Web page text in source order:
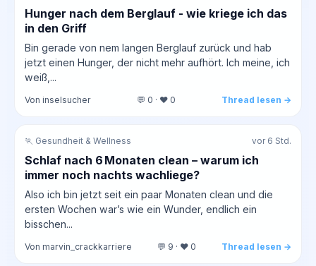
Hunger nach dem Berglauf - wie kriege ich das
in den Griff
Bin gerade von nem langen Berglauf zurück und hab
jetzt einen Hunger, der nicht mehr aufhört. Ich meine, ich
weiß,...
Von inselsucher 💬 0 · ❤️ 0 Thread lesen →
🏃 Gesundheit & Wellness vor 6 Std.
Schlaf nach 6 Monaten clean – warum ich
immer noch nachts wachliege?
Also ich bin jetzt seit ein paar Monaten clean und die
ersten Wochen war’s wie ein Wunder, endlich ein
bisschen...
Von marvin_crackkarriere 💬 9 · ❤️ 0 Thread lesen →